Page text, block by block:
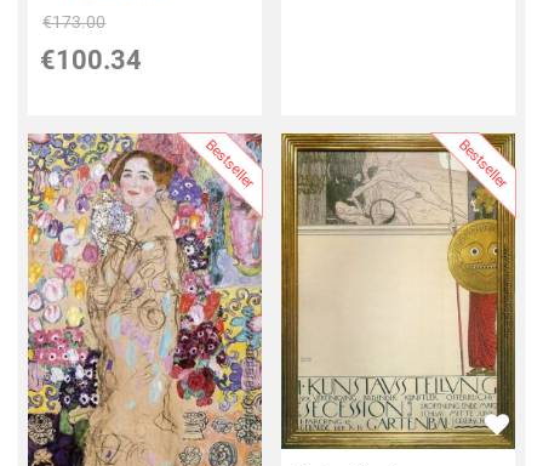
€173.00
€100.34
Bestseller Bestseller